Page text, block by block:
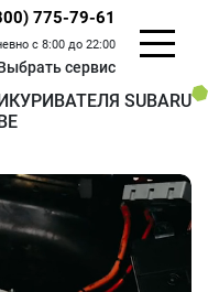
775-79-61
с 8:00 до 22:00
сервис
SUBARU